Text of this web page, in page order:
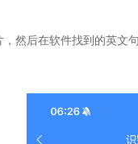
然后在软件找到的英文